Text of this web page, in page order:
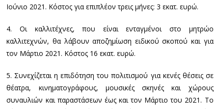
Ιούνιο 2021. Κόστος για επιπλέον τρεις μήνες: 3 εκατ. ευρώ.
4. Οι καλλιτέχνες, που είναι ενταγμένοι στο μητρώο
καλλιτεχνών, θα λάβουν αποζημίωση ειδικού σκοπού και για
τον Μάρτιο 2021. Κόστος 16 εκατ. ευρώ.
5. Συνεχίζεται η επιδότηση του πολιτισμού για κενές θέσεις σε
θέατρα, κινηματογράφους, μουσικές σκηνές και χώρους
συναυλιών και παραστάσεων έως και τον Μάρτιο του 2021. Το